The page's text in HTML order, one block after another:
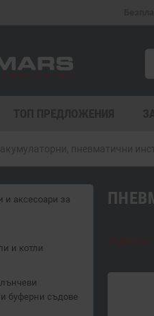
пневматични
и аксесоари за
и котли
буферни съдове